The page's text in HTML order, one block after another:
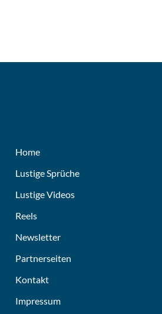
Home
Lustige Sprüche
Lustige Videos
Reels
Newsletter
Partnerseiten
Kontakt
Impressum